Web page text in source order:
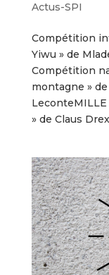
Actus-SPI
Compétition
Yiwu » de
Compétition
montagne »
» de Claus